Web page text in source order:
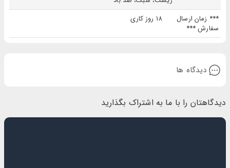
*** زمان ارسال
سفارش ***
18 روز کاری
دیدگاه ها
دیدگاهتان را با ما به اشتراک بگذارید